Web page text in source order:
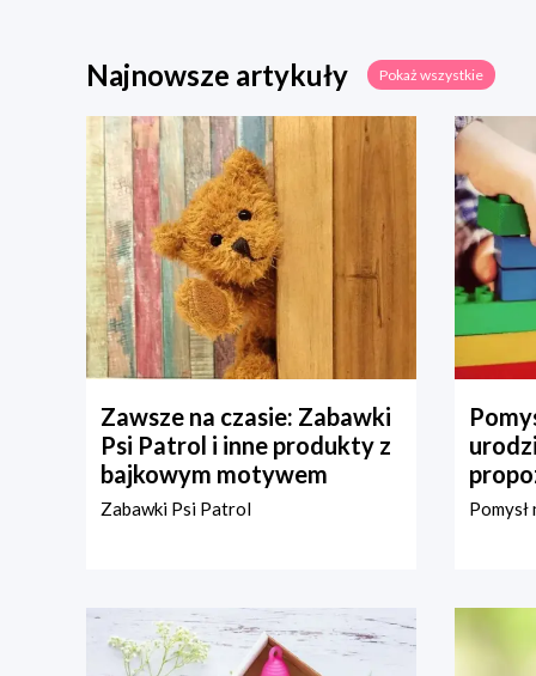
Najnowsze artykuły Pokaż wszystkie
Zawsze na czasie: Zabawki
Psi Patrol i inne produkty z
bajkowym motywem
Zabawki Psi Patrol